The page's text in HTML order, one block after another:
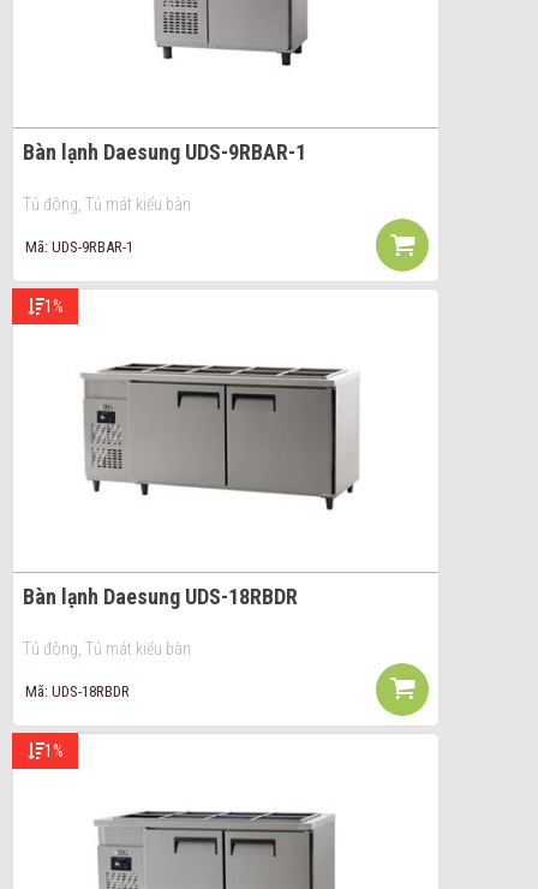
Bàn lạnh Daesung UDS-9RBAR-1
Tủ đông, Tủ mát kiểu bàn
Mã: UDS-9RBAR-1
1%
Bàn lạnh Daesung UDS-18RBDR
Tủ đông, Tủ mát kiểu bàn
Mã: UDS-18RBDR
1%